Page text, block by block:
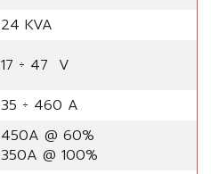
24 KVA
17 ÷ 47 V
35 ÷ 460 A
450A @ 60%
350A @ 100%